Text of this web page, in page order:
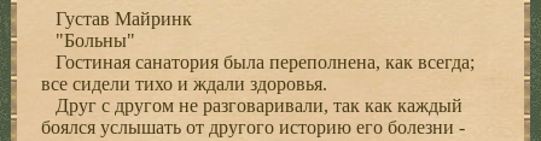
Густав Майринк
"Больны"
Гостиная санатория была переполнена, как всегда;
все сидели тихо и ждали здоровья.
Друг с другом не разговаривали, так как каждый
боялся услышать от другого историю его болезни -